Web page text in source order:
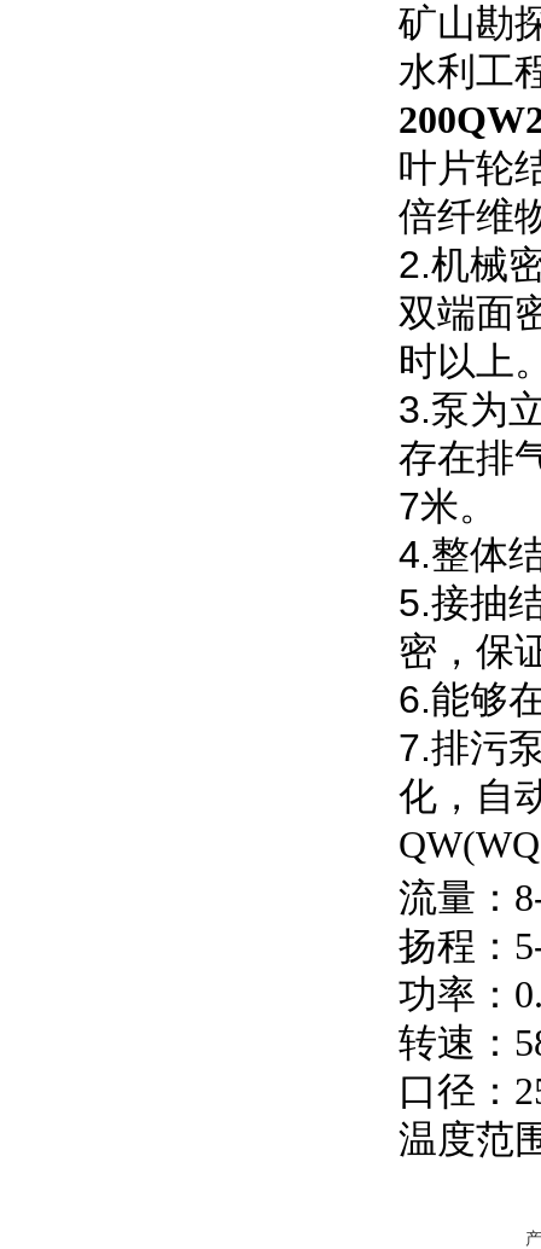
矿山勘
水利工
叶片轮
倍纤维
2.机械
双端面
时以上
3.泵为
存在排
7米。
4.整体
5.接抽
密，保
6.能够
7.排污
化，自
流量：
扬程：
功率：
转速：
口径：
温度范